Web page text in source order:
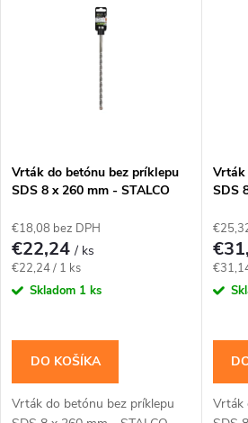
Vrták do betónu bez príklepu
SDS 8 x 260 mm - STALCO
€18,08 bez DPH
€22,24/ ks
Jednotková
cena:
€22,24 / 1 ks
Skladom 1 ks
DO KOŠÍKA
Vrták do betónu bez príklepu
Vrták
SDS
cena:
Vrták